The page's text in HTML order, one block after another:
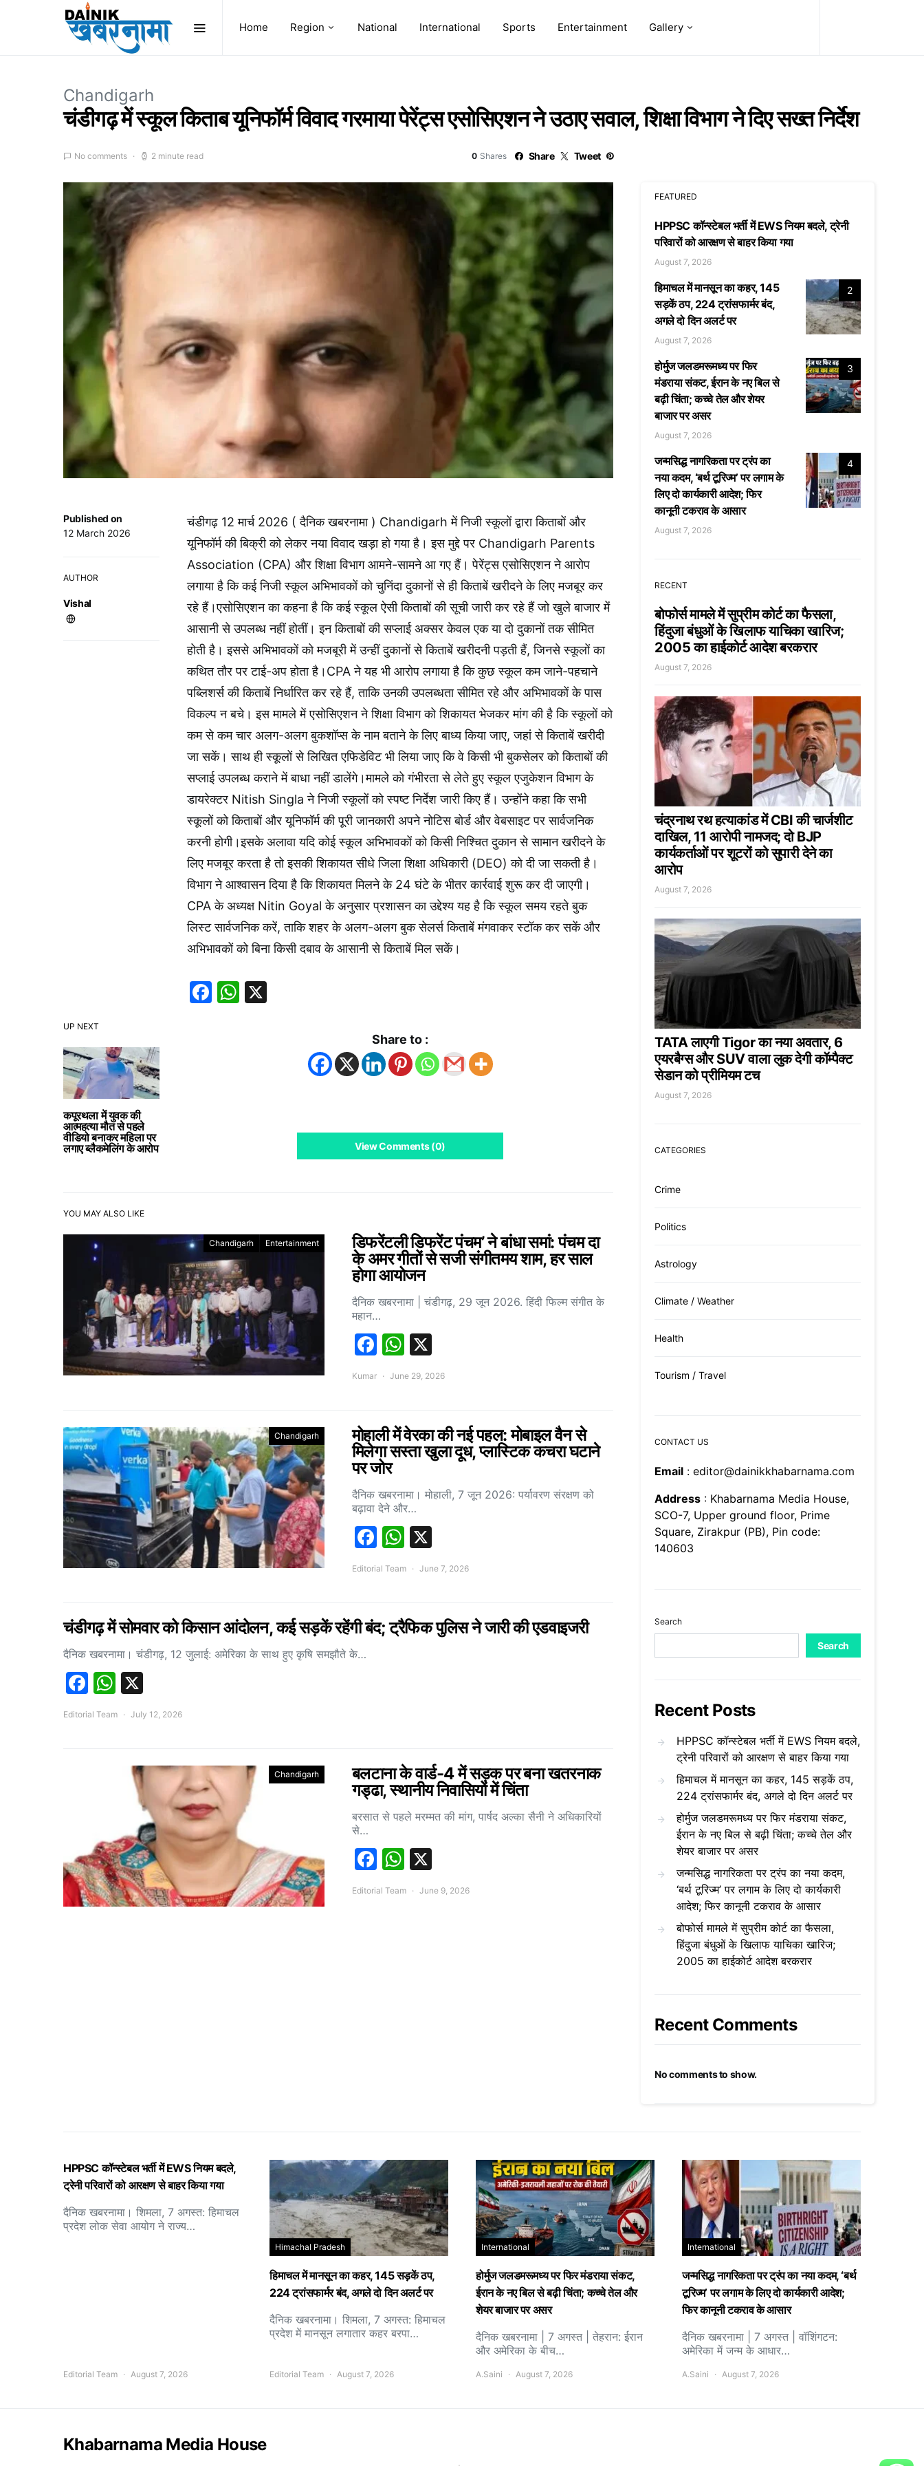
Home Region National International Sports Entertainment Gallery
Chandigarh
चंडीगढ़ में स्कूल किताब यूनिफॉर्म विवाद गरमाया पेरेंट्स एसोसिएशन ने उठाए सवाल, शिक्षा विभाग ने दिए सख्त निर्देश
No comments 2 minute read 0 Shares Share Tweet
UP NEXT
कपूरथला में युवक की
आत्महत्या मौत से पहले
वीडियो बनाकर महिला पर
लगाए ब्लैकमेलिंग के आरोप
Published on
12 March 2026
AUTHOR
Vishal
चंडीगढ़ 12 मार्च 2026 ( दैनिक खबरनामा ) Chandigarh में निजी स्कूलों द्वारा किताबों और
यूनिफॉर्म की बिक्री को लेकर नया विवाद खड़ा हो गया है। इस मुद्दे पर Chandigarh Parents
Association (CPA) और शिक्षा विभाग आमने-सामने आ गए हैं। पेरेंट्स एसोसिएशन ने आरोप
लगाया है कि कई निजी स्कूल अभिभावकों को चुनिंदा दुकानों से ही किताबें खरीदने के लिए मजबूर कर
रहे हैं।एसोसिएशन का कहना है कि कई स्कूल ऐसी किताबों की सूची जारी कर रहे हैं जो खुले बाजार में
आसानी से उपलब्ध नहीं होतीं। इन किताबों की सप्लाई अक्सर केवल एक या दो दुकानों तक सीमित
होती है। इससे अभिभावकों को मजबूरी में उन्हीं दुकानों से किताबें खरीदनी पड़ती हैं, जिनसे स्कूलों का
कथित तौर पर टाई-अप होता है।CPA ने यह भी आरोप लगाया है कि कुछ स्कूल कम जाने-पहचाने
पब्लिशर्स की किताबें निर्धारित कर रहे हैं, ताकि उनकी उपलब्धता सीमित रहे और अभिभावकों के पास
विकल्प न बचे। इस मामले में एसोसिएशन ने शिक्षा विभाग को शिकायत भेजकर मांग की है कि स्कूलों को
कम से कम चार अलग-अलग बुकशॉप्स के नाम बताने के लिए बाध्य किया जाए, जहां से किताबें खरीदी
जा सकें। साथ ही स्कूलों से लिखित एफिडेविट भी लिया जाए कि वे किसी भी बुकसेलर को किताबों की
सप्लाई उपलब्ध कराने में बाधा नहीं डालेंगे।मामले को गंभीरता से लेते हुए स्कूल एजुकेशन विभाग के
डायरेक्टर Nitish Singla ने निजी स्कूलों को स्पष्ट निर्देश जारी किए हैं। उन्होंने कहा कि सभी
स्कूलों को किताबों और यूनिफॉर्म की पूरी जानकारी अपने नोटिस बोर्ड और वेबसाइट पर सार्वजनिक
करनी होगी।इसके अलावा यदि कोई स्कूल अभिभावकों को किसी निश्चित दुकान से सामान खरीदने के
लिए मजबूर करता है तो इसकी शिकायत सीधे जिला शिक्षा अधिकारी (DEO) को दी जा सकती है।
विभाग ने आश्वासन दिया है कि शिकायत मिलने के 24 घंटे के भीतर कार्रवाई शुरू कर दी जाएगी।
CPA के अध्यक्ष Nitin Goyal के अनुसार प्रशासन का उद्देश्य यह है कि स्कूल समय रहते बुक
लिस्ट सार्वजनिक करें, ताकि शहर के अलग-अलग बुक सेलर्स किताबें मंगवाकर स्टॉक कर सकें और
अभिभावकों को बिना किसी दबाव के आसानी से किताबें मिल सकें।
Facebook
WhatsApp
Share to :
View Comments (0)
YOU MAY ALSO LIKE
Chandigarh Entertainment
डिफरेंटली डिफरेंट पंचम’ ने बांधा समां: पंचम दा
के अमर गीतों से सजी संगीतमय शाम, हर साल
होगा आयोजन
दैनिक खबरनामा | चंडीगढ़, 29 जून 2026. हिंदी फिल्म संगीत के
महान…
Facebook
WhatsApp
Kumar June 29, 2026
Chandigarh
मोहाली में वेरका की नई पहल: मोबाइल वैन से
मिलेगा सस्ता खुला दूध, प्लास्टिक कचरा घटाने
पर जोर
दैनिक खबरनामा। मोहाली, 7 जून 2026: पर्यावरण संरक्षण को
बढ़ावा देने और…
Facebook
WhatsApp
Editorial Team June 7, 2026
चंडीगढ़ में सोमवार को किसान आंदोलन, कई सड़कें रहेंगी बंद; ट्रैफिक पुलिस ने जारी की एडवाइजरी
दैनिक खबरनामा। चंडीगढ़, 12 जुलाई: अमेरिका के साथ हुए कृषि समझौते के…
Facebook
WhatsApp
Editorial Team July 12, 2026
Chandigarh
बलटाना के वार्ड-4 में सड़क पर बना खतरनाक
गड्ढा, स्थानीय निवासियों में चिंता
बरसात से पहले मरम्मत की मांग, पार्षद अल्का सैनी ने अधिकारियों
से…
Facebook
WhatsApp
Editorial Team June 9, 2026
FEATURED
HPPSC कॉन्स्टेबल भर्ती में EWS नियम बदले, ट्रेनी
परिवारों को आरक्षण से बाहर किया गया
August 7, 2026
2
हिमाचल में मानसून का कहर, 145
सड़कें ठप, 224 ट्रांसफार्मर बंद,
अगले दो दिन अलर्ट पर
August 7, 2026
3
होर्मुज जलडमरूमध्य पर फिर
मंडराया संकट, ईरान के नए बिल से
बढ़ी चिंता; कच्चे तेल और शेयर
बाजार पर असर
August 7, 2026
4
जन्मसिद्ध नागरिकता पर ट्रंप का
नया कदम, ‘बर्थ टूरिज्म’ पर लगाम के
लिए दो कार्यकारी आदेश; फिर
कानूनी टकराव के आसार
August 7, 2026
RECENT
बोफोर्स मामले में सुप्रीम कोर्ट का फैसला,
हिंदुजा बंधुओं के खिलाफ याचिका खारिज;
2005 का हाईकोर्ट आदेश बरकरार
August 7, 2026
चंद्रनाथ रथ हत्याकांड में CBI की चार्जशीट
दाखिल, 11 आरोपी नामजद; दो BJP
कार्यकर्ताओं पर शूटरों को सुपारी देने का
आरोप
August 7, 2026
TATA लाएगी Tigor का नया अवतार, 6
एयरबैग्स और SUV वाला लुक देगी कॉम्पैक्ट
सेडान को प्रीमियम टच
August 7, 2026
CATEGORIES
Crime
Politics
Astrology
Climate / Weather
Health
Tourism / Travel
CONTACT US
Email : editor@dainikkhabarnama.com
Address : Khabarnama Media House,
SCO-7, Upper ground floor, Prime
Square, Zirakpur (PB), Pin code:
140603
Search
Search
Recent Posts
HPPSC कॉन्स्टेबल भर्ती में EWS नियम बदले,
ट्रेनी परिवारों को आरक्षण से बाहर किया गया
हिमाचल में मानसून का कहर, 145 सड़कें ठप,
224 ट्रांसफार्मर बंद, अगले दो दिन अलर्ट पर
होर्मुज जलडमरूमध्य पर फिर मंडराया संकट,
ईरान के नए बिल से बढ़ी चिंता; कच्चे तेल और
शेयर बाजार पर असर
जन्मसिद्ध नागरिकता पर ट्रंप का नया कदम,
‘बर्थ टूरिज्म’ पर लगाम के लिए दो कार्यकारी
आदेश; फिर कानूनी टकराव के आसार
बोफोर्स मामले में सुप्रीम कोर्ट का फैसला,
हिंदुजा बंधुओं के खिलाफ याचिका खारिज;
2005 का हाईकोर्ट आदेश बरकरार
Recent Comments
No comments to show.
HPPSC कॉन्स्टेबल भर्ती में EWS नियम बदले,
ट्रेनी परिवारों को आरक्षण से बाहर किया गया
दैनिक खबरनामा। शिमला, 7 अगस्त: हिमाचल
प्रदेश लोक सेवा आयोग ने राज्य…
Editorial Team August 7, 2026
Himachal Pradesh
हिमाचल में मानसून का कहर, 145 सड़कें ठप,
224 ट्रांसफार्मर बंद, अगले दो दिन अलर्ट पर
दैनिक खबरनामा। शिमला, 7 अगस्त: हिमाचल
प्रदेश में मानसून लगातार कहर बरपा…
Editorial Team August 7, 2026
International
होर्मुज जलडमरूमध्य पर फिर मंडराया संकट,
ईरान के नए बिल से बढ़ी चिंता; कच्चे तेल और
शेयर बाजार पर असर
दैनिक खबरनामा | 7 अगस्त | तेहरान: ईरान
और अमेरिका के बीच…
A.Saini August 7, 2026
International
जन्मसिद्ध नागरिकता पर ट्रंप का नया कदम, ‘बर्थ
टूरिज्म’ पर लगाम के लिए दो कार्यकारी आदेश;
फिर कानूनी टकराव के आसार
दैनिक खबरनामा | 7 अगस्त | वॉशिंगटन:
अमेरिका में जन्म के आधार…
A.Saini August 7, 2026
Khabarnama Media House